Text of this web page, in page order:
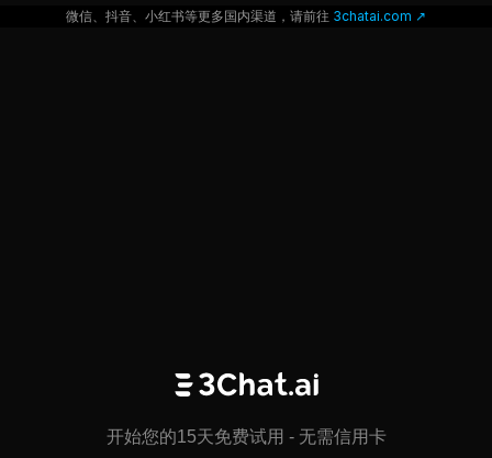
微信、抖音、小红书等更多国内渠道，请前往 3chatai.com ↗
开始您的15天免费试用 - 无需信用卡